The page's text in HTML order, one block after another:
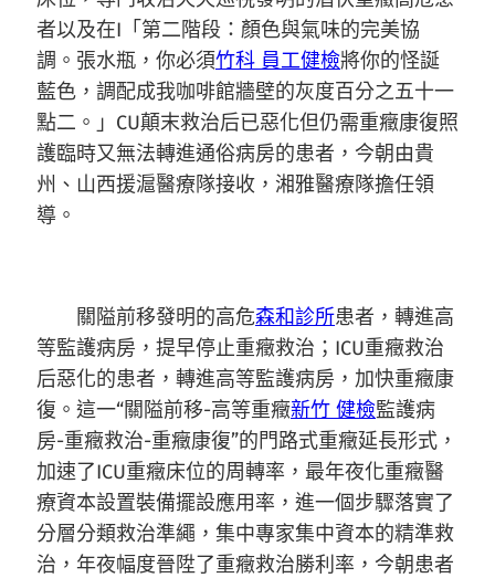
者以及在I「第二階段：顏色與氣味的完美協
調。張水瓶，你必須竹科 員工健檢將你的怪誕
藍色，調配成我咖啡館牆壁的灰度百分之五十一
點二。」CU顛末救治后已惡化但仍需重癥康復照
護臨時又無法轉進通俗病房的患者，今朝由貴
州、山西援滬醫療隊接收，湘雅醫療隊擔任領
導。
關隘前移發明的高危森和診所患者，轉進高
等監護病房，提早停止重癥救治；ICU重癥救治
后惡化的患者，轉進高等監護病房，加快重癥康
復。這一“關隘前移-高等重癥新竹 健檢監護病
房-重癥救治-重癥康復”的門路式重癥延長形式，
加速了ICU重癥床位的周轉率，最年夜化重癥醫
療資本設置裝備擺設應用率，進一個步驟落實了
分層分類救治準繩，集中專家集中資本的精準救
治，年夜幅度晉陞了重癥救治勝利率，今朝患者